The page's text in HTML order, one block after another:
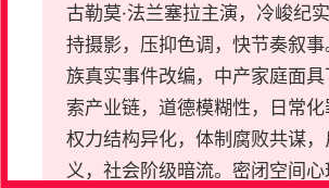
古勒莫·法兰塞拉主演，冷峻纪
持摄影，压抑色调，快节奏叙
族真实事件改编，中产家庭面
索产业链，道德模糊性，日常
权力结构异化，体制腐败共谋
义，社会阶级暗流。密闭空间